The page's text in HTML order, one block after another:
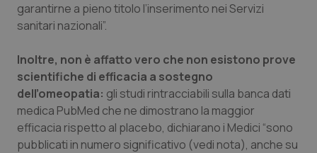
Tiroide
Tumore al seno
Tumore ovarico
Tumori del Polmone & Testa Collo
garantirne a pieno titolo l’inserimento nei Servizi
sanitari nazionali”.
Inoltre, non è affatto vero che non esistono prove
scientifiche di efficacia a sostegno
dell’omeopatia: gli studi rintracciabili sulla banca dati
medica PubMed che ne dimostrano la maggior
efficacia rispetto al placebo, dichiarano i Medici “sono
pubblicati in numero significativo (vedi nota), anche su